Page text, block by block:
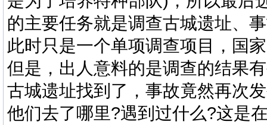
的主要任务就是调查古城遗址、
此时只是一个单项调查项目，国
但是，出人意料的是调查的结果
古城遗址找到了，事故竟然再次
他们去了哪里?遇到过什么?这是